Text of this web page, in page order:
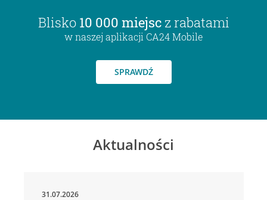
Blisko 10 000 miejsc z rabatami
w naszej aplikacji CA24 Mobile
SPRAWDŹ
Aktualności
31.07.2026